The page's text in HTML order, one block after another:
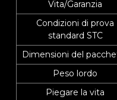
Vita/Garanzia
Condizioni di prova
standard STC
Dimensioni del
Peso lordo
Piegare la vita